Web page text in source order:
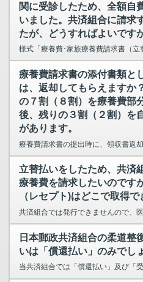
関に受診したため、全額自
いました。共済組合に請求
たが、どうすればよいです
療養費請求書の添付書類と
は、返却してもらえますか
の７割（８割）を療養費部
後、残りの３割（２割）を
があります。
立替払いをしたため、共済
療養費を請求したいのです
（レセプト)はどこで取得で
日本郵政共済組合の柔道整
いは「償還払い」のみでし